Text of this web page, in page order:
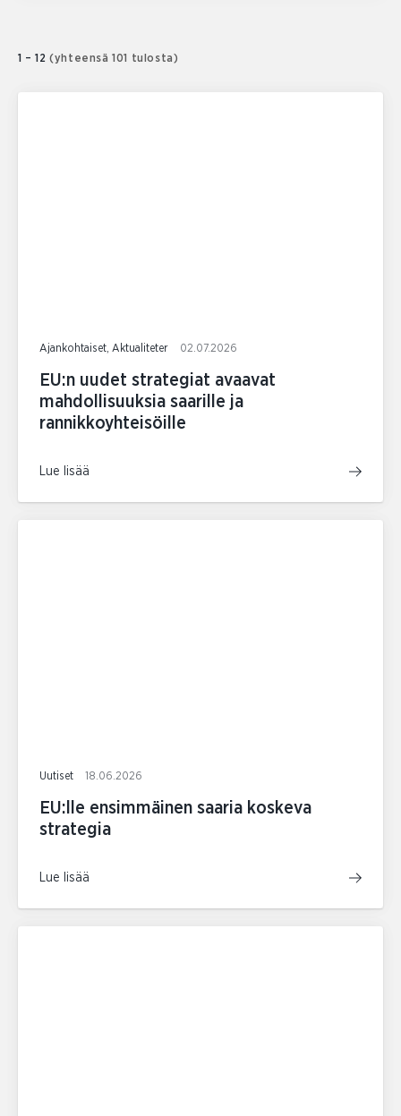
1 – 12 (yhteensä 101 tulosta)
Ajankohtaiset, Aktualiteter 02.07.2026
EU:n uudet strategiat avaavat
mahdollisuuksia saarille ja
rannikkoyhteisöille
Lue lisää
Uutiset 18.06.2026
EU:lle ensimmäinen saaria koskeva
strategia
Lue lisää